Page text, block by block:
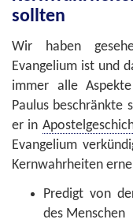
sollten
Wir haben
Evangelium ist und
immer alle
Paulus beschränkte
er in
Evangelium
Kernwahrheiten
Predigt von
des Menschen